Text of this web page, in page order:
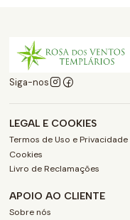
Siga-nos
LEGAL E COOKIES
Termos de Uso e Privacidade
Cookies
Livro de Reclamações
APOIO AO CLIENTE
Sobre nós